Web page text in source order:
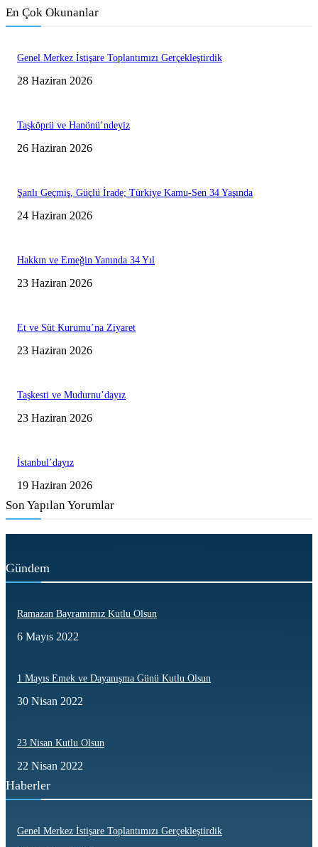
En Çok Okunanlar
Genel Merkez İstişare Toplantımızı Gerçekleştirdik
28 Haziran 2026
Taşköprü ve Hanönü’ndeyiz
26 Haziran 2026
Şanlı Geçmiş, Güçlü İrade; Türkiye Kamu-Sen 34 Yaşında
24 Haziran 2026
Hakkın ve Emeğin Yanında 34 Yıl
23 Haziran 2026
Et ve Süt Kurumu’na Ziyaret
23 Haziran 2026
Taşkesti ve Mudurnu’dayız
23 Haziran 2026
İstanbul’dayız
19 Haziran 2026
Son Yapılan Yorumlar
Gündem
Ramazan Bayramımız Kutlu Olsun
6 Mayıs 2022
1 Mayıs Emek ve Dayanışma Günü Kutlu Olsun
30 Nisan 2022
23 Nisan Kutlu Olsun
22 Nisan 2022
Haberler
Genel Merkez İstişare Toplantımızı Gerçekleştirdik